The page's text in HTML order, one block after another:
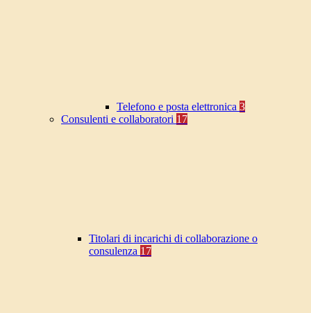
Telefono e posta elettronica 3
Consulenti e collaboratori 17
Titolari di incarichi di collaborazione o
consulenza 17